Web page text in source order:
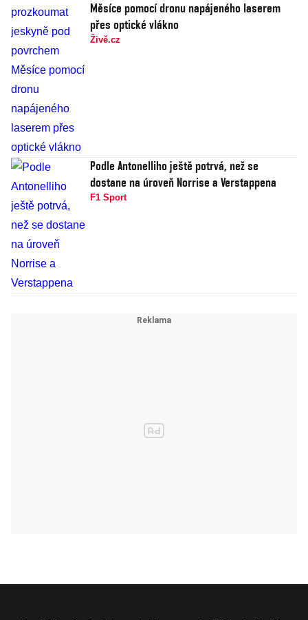
Měsíce pomocí dronu napájeného laserem
přes optické vlákno
Živě.cz
Podle Antonelliho ještě potrvá, než se
dostane na úroveň Norrise a Verstappena
F1 Sport